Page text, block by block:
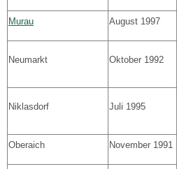
Murau August 1997
Neumarkt Oktober 1992
Niklasdorf Juli 1995
Oberaich November 1991